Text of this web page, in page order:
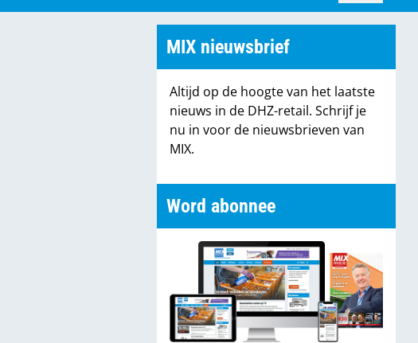
MIX nieuwsbrief
Altijd op de hoogte van het laatste
nieuws in de DHZ-retail. Schrijf je
nu in voor de nieuwsbrieven van
MIX.
Word abonnee